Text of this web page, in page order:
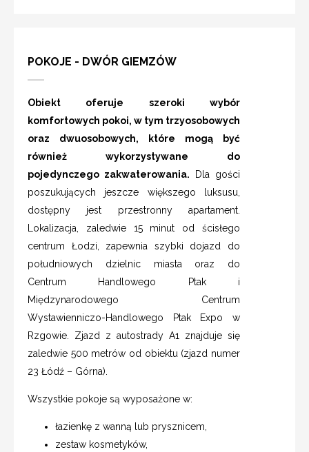
POKOJE - DWÓR GIEMZÓW
Obiekt oferuje szeroki wybór
komfortowych pokoi, w tym trzyosobowych
oraz dwuosobowych, które mogą być
również wykorzystywane do
pojedynczego zakwaterowania. Dla gości
poszukujących jeszcze większego luksusu,
dostępny jest przestronny apartament.
Lokalizacja, zaledwie 15 minut od ścisłego
centrum Łodzi, zapewnia szybki dojazd do
południowych dzielnic miasta oraz do
Centrum Handlowego Ptak i
Międzynarodowego Centrum
Wystawienniczo-Handlowego Ptak Expo w
Rzgowie. Zjazd z autostrady A1 znajduje się
zaledwie 500 metrów od obiektu (zjazd numer
23 Łódź – Górna).
Wszystkie pokoje są wyposażone w:
łazienkę z wanną lub prysznicem,
zestaw kosmetyków,